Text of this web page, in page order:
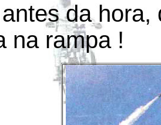
da
na rampa !